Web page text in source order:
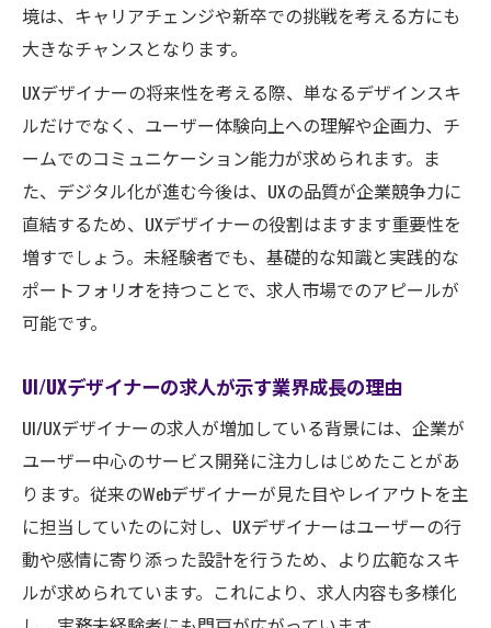
境は、キャリアチェンジや新卒での挑戦を考える方にも
大きなチャンスとなります。
UXデザイナーの将来性を考える際、単なるデザインスキ
ルだけでなく、ユーザー体験向上への理解や企画力、チ
ームでのコミュニケーション能力が求められます。ま
た、デジタル化が進む今後は、UXの品質が企業競争力に
直結するため、UXデザイナーの役割はますます重要性を
増すでしょう。未経験者でも、基礎的な知識と実践的な
ポートフォリオを持つことで、求人市場でのアピールが
可能です。
UI/UXデザイナーの求人が示す業界成長の理由
UI/UXデザイナーの求人が増加している背景には、企業が
ユーザー中心のサービス開発に注力しはじめたことがあ
ります。従来のWebデザイナーが見た目やレイアウトを主
に担当していたのに対し、UXデザイナーはユーザーの行
動や感情に寄り添った設計を行うため、より広範なスキ
ルが求められています。これにより、求人内容も多様化